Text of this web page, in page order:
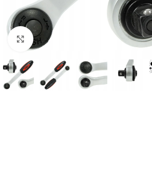
Kliknij, aby powiększyć